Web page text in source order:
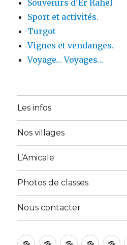
Souvenirs d'Er Rahel
Sport et activités.
Turgot
Vignes et vendanges.
Voyage… Voyages…
Les infos
Nos villages
L’Amicale
Photos de classes
Nous contacter
Accueil
A ActivitésGalerie